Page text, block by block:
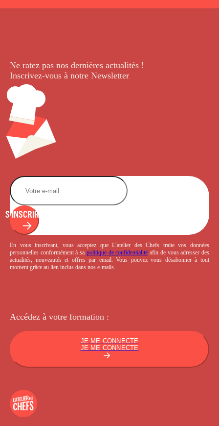
Ne ratez pas nos dernières actualités !
Inscrivez-vous à notre Newsletter.
S'INSCRIRE
En vous inscrivant, vous acceptez que L’atelier des Chefs traite vos données
personnelles conformément à sa politique de confidentialité afin de vous adresser des
actualités, nouveautés et offres par email. Vous pouvez vous désabonner à tout
moment grâce au lien inclus dans nos e-mails.
Accédez à votre formation :
JE ME CONNECTE
JE ME CONNECTE